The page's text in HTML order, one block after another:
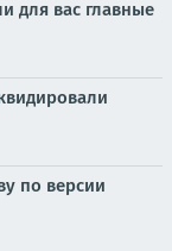
для вас главные
по версии